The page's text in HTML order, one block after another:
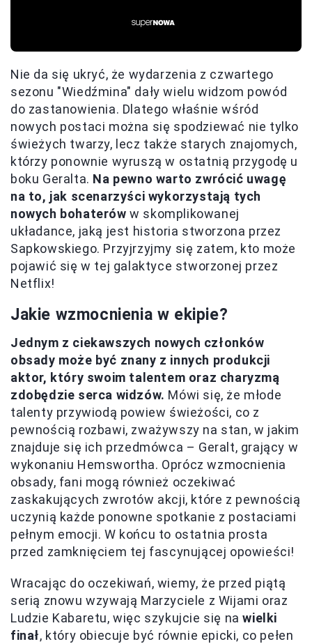
Nie da się ukryć, że wydarzenia z czwartego
sezonu "Wiedźmina" dały wielu widzom powód
do zastanowienia. Dlatego właśnie wśród
nowych postaci można się spodziewać nie tylko
świeżych twarzy, lecz także starych znajomych,
którzy ponownie wyruszą w ostatnią przygodę u
boku Geralta. Na pewno warto zwrócić uwagę
na to, jak scenarzyści wykorzystają tych
nowych bohaterów w skomplikowanej
układance, jaką jest historia stworzona przez
Sapkowskiego. Przyjrzyjmy się zatem, kto może
pojawić się w tej galaktyce stworzonej przez
Netflix!
Jakie wzmocnienia w ekipie?
Jednym z ciekawszych nowych członków
obsady może być znany z innych produkcji
aktor, który swoim talentem oraz charyzmą
zdobędzie serca widzów. Mówi się, że młode
talenty przywiodą powiew świeżości, co z
pewnością rozbawi, zważywszy na stan, w jakim
znajduje się ich przedmówca – Geralt, grający w
wykonaniu Hemswortha. Oprócz wzmocnienia
obsady, fani mogą również oczekiwać
zaskakujących zwrotów akcji, które z pewnością
uczynią każde ponowne spotkanie z postaciami
pełnym emocji. W końcu to ostatnia prosta
przed zamknięciem tej fascynującej opowieści!
Wracając do oczekiwań, wiemy, że przed piątą
serią znowu wzywają Marzyciele z Wijami oraz
Ludzie Kabaretu, więc szykujcie się nawielki
finał, który obiecuje być równie epicki, co pełen